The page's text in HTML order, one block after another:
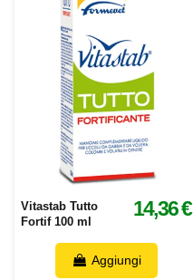
Vitastab Tutto
Fortif 100 ml
14,36 €
Aggiungi